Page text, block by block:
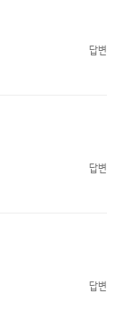
답변
답변
답변